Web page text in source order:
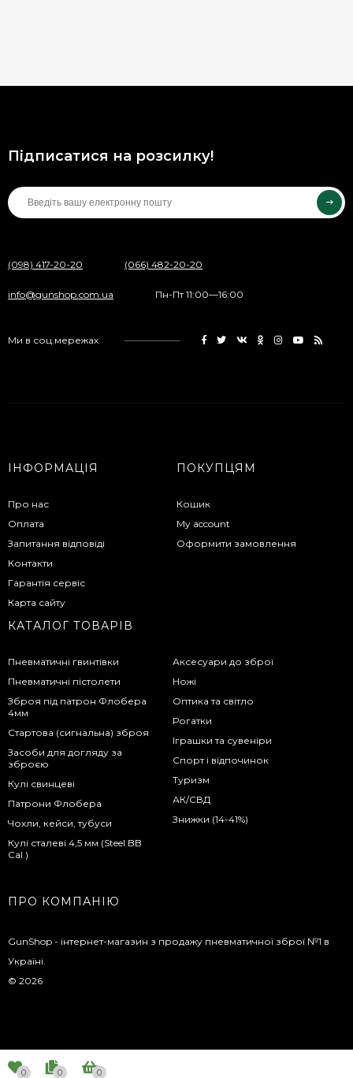
Підписатися на розсилку!
(098) 417-20-20 (066) 482-20-20
info@gunshop.com.ua Пн-Пт 11:00—16:00
Ми в соц.мережах
ІНФОРМАЦІЯ
Про нас
Оплата
Запитання відповіді
Контакти
Гарантія сервіс
Карта сайту
ПОКУПЦЯМ
Кошик
My account
Оформити замовлення
КАТАЛОГ ТОВАРІВ
Пневматичні гвинтівки
Пневматичні пістолети
Зброя під патрон Флобера
4мм
Стартова (сигнальна) зброя
Засоби для догляду за
зброєю
Кулі свинцеві
Патрони Флобера
Чохли, кейси, тубуси
Кулі сталеві 4,5 мм (Steel BB
Cal.)
Аксесуари до зброї
Ножі
Оптика та світло
Рогатки
Іграшки та сувеніри
Спорт і відпочинок
Туризм
АК/СВД
Знижки (14-41%)
ПРО КОМПАНІЮ
GunShop - інтернет-магазин з продажу пневматичної зброї №1 в
Україні.
© 2026
0 0 0